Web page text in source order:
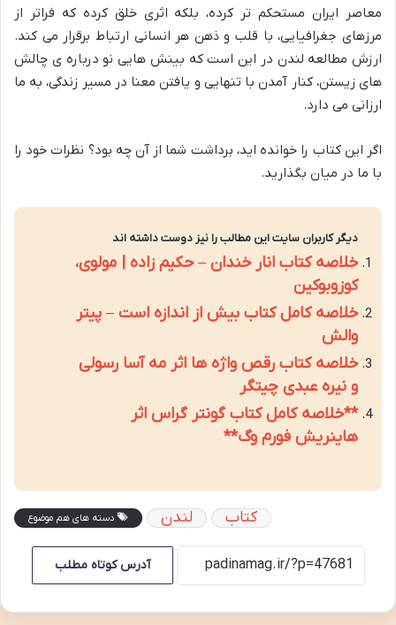
معاصر ایران مستحکم تر کرده، بلکه اثری خلق کرده که فراتر از
مرزهای جغرافیایی، با قلب و ذهن هر انسانی ارتباط برقرار می کند.
ارزش مطالعه لندن در این است که بینش هایی نو درباره ی چالش
های زیستن، کنار آمدن با تنهایی و یافتن معنا در مسیر زندگی، به ما
ارزانی می دارد.
اگر این کتاب را خوانده اید، برداشت شما از آن چه بود؟ نظرات خود را
با ما در میان بگذارید.
دیگر کاربران سایت این مطالب را نیز دوست داشته اند
خلاصه کتاب انار خندان – حکیم زاده | مولوی،
کوزوبوکین
خلاصه کامل کتاب بیش از اندازه است – پیتر
والش
خلاصه کتاب رقص واژه ها اثر مه آسا رسولی
و نیره عبدی چیتگر
**خلاصه کامل کتاب گونتر گراس اثر
هاینریش فورم وگ**
دسته های هم موضوع لندن کتاب
آدرس کوتاه مطلب